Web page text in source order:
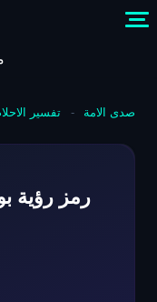
صدى الامة - تفسير
رمز رؤية